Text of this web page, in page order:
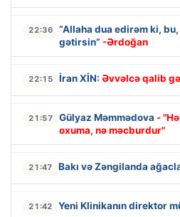
22:36
“Allaha dua edirəm ki,
gətirsin” -Ərdoğan
22:15 İran XİN: Əvvəlcə qalib
21:57 Gülyaz Məmmədova -
oxuma, nə məcburdur"
21:47 Bakı və Zəngilanda
21:42 Yeni Klinikanın direktor